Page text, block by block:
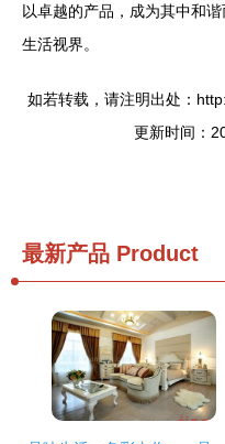
以卓越的产品，成为其中和
生活视界。
如若转载，请注明出处：
更新时间：
最新产品 Product